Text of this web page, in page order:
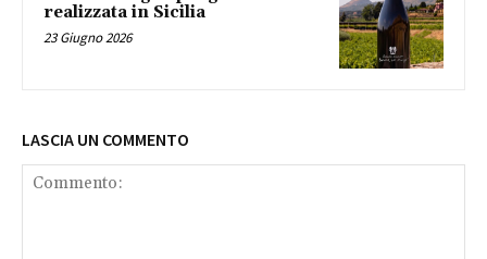
realizzata in Sicilia
23 Giugno 2026
LASCIA UN COMMENTO